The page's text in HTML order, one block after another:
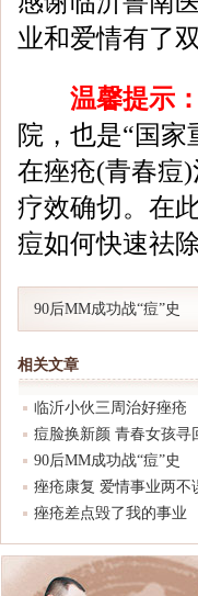
业和爱情有了
温馨提示：
院，也是“国
在痤疮(青春痘
疗效确切。在
痘如何快速祛
90后MM成功战“痘”史
相关文章
临沂小伙三周治好痤疮
痘脸换新颜 青春女孩寻
90后MM成功战“痘”史
痤疮康复 爱情事业两不
痤疮差点毁了我的事业